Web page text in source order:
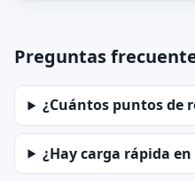
Preguntas
¿Cuántos puntos de
¿Hay carga rápida